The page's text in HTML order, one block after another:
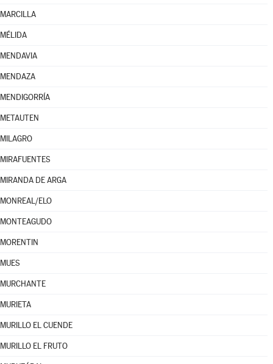
MARCILLA
MÉLIDA
MENDAVIA
MENDAZA
MENDIGORRÍA
METAUTEN
MILAGRO
MIRAFUENTES
MIRANDA DE ARGA
MONREAL/ELO
MONTEAGUDO
MORENTIN
MUES
MURCHANTE
MURIETA
MURILLO EL CUENDE
MURILLO EL FRUTO